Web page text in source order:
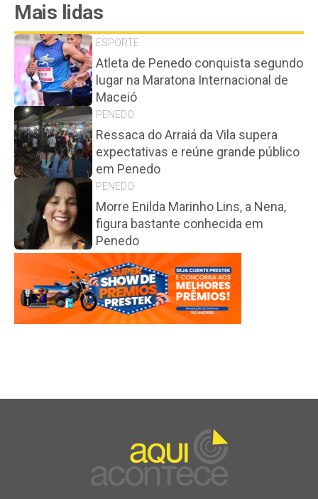
Mais lidas
ESPORTE
Atleta de Penedo conquista segundo
lugar na Maratona Internacional de
Maceió
PENEDO
Ressaca do Arraiá da Vila supera
expectativas e reúne grande público
em Penedo
PENEDO
Morre Enilda Marinho Lins, a Nena,
figura bastante conhecida em
Penedo